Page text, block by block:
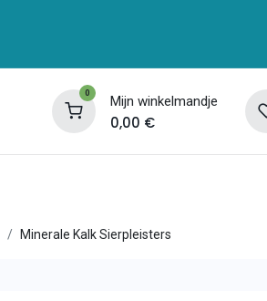
0 Mijn winkelmandje
0,00 €
Minerale Kalk Sierpleisters